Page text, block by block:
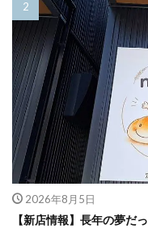
2026年8月5日
【新店情報】長年の夢だ